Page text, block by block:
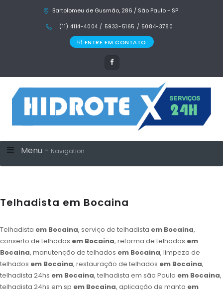
Bartolomeu de Gusmão, 286 / São Paulo - SP
(11) 4114-4004 / 5933-5165 / 5084-3780
ENTRE EM CONTATO
Menu - Navigation
Telhadista em Bocaina
Telhadista em Bocaina, serviço de telhadista em Bocaina,
conserto de telhados em Bocaina, reforma de telhados em
Bocaina, manutenção de telhados em Bocaina, limpeza de
telhados em Bocaina, restauração de telhados em Bocaina,
telhadista 24hs em Bocaina, telhadista em são Paulo em Bocaina,
telhadista 24hs em sp em Bocaina, aplicação de manta em